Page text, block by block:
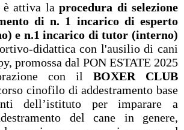
è attiva laprocedura di selezione
di n. 1 incarico di esperto
e n.1 incarico di tutor (interno)
didattica con l'ausilio di cani
promossa dal PON ESTATE 2025
con il BOXER CLUB
cinofilo di addestramento base
dell’istituto per imparare a
del cane in genere,